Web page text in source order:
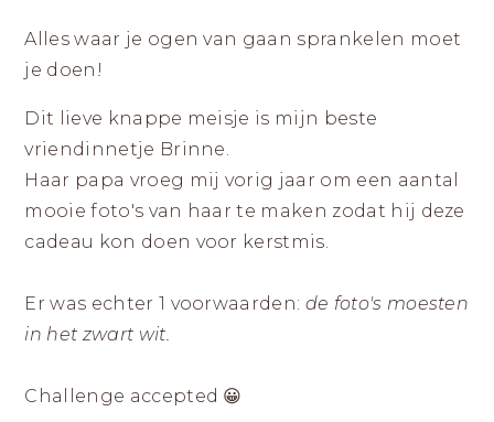
FOTOGRAFIE
ZUID-
LIMBURG
|
LANDGRAAF
ÉCHT
MET
AANDACHT
VOOR
ZELFVERTROUWEN
ZICHTBAAR
DURVEN
ZIJN
Alles waar je ogen van gaan sprankelen moet
je doen!
Dit lieve knappe meisje is mijn beste
vriendinnetje Brinne.
Haar papa vroeg mij vorig jaar om een aantal
mooie foto's van haar te maken zodat hij deze
cadeau kon doen voor kerstmis.
Er was echter 1 voorwaarden: de foto's moesten
in het zwart wit.
Challenge accepted 😀